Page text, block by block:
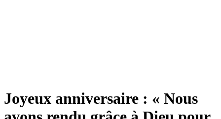
Joyeux anniversaire : « Nous